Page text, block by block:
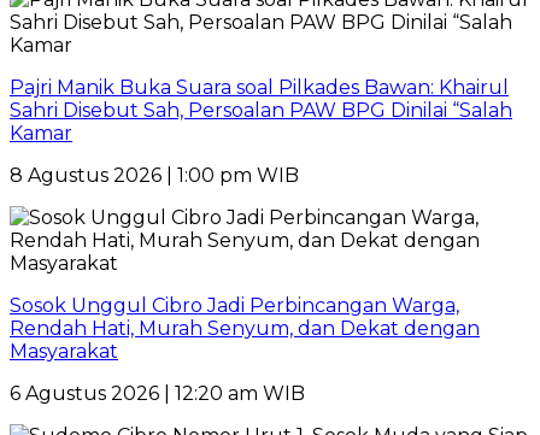
Pajri Manik Buka Suara soal Pilkades Bawan: Khairul
Sahri Disebut Sah, Persoalan PAW BPG Dinilai “Salah
Kamar
8 Agustus 2026 | 1:00 pm WIB
Sosok Unggul Cibro Jadi Perbincangan Warga,
Rendah Hati, Murah Senyum, dan Dekat dengan
Masyarakat
6 Agustus 2026 | 12:20 am WIB